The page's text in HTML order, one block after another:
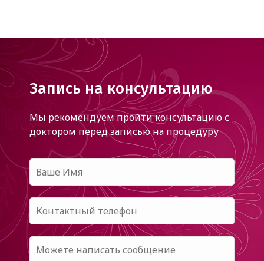
Запись на консультацию
Мы рекомендуем пройти консультацию с
доктором перед записью на процедуру